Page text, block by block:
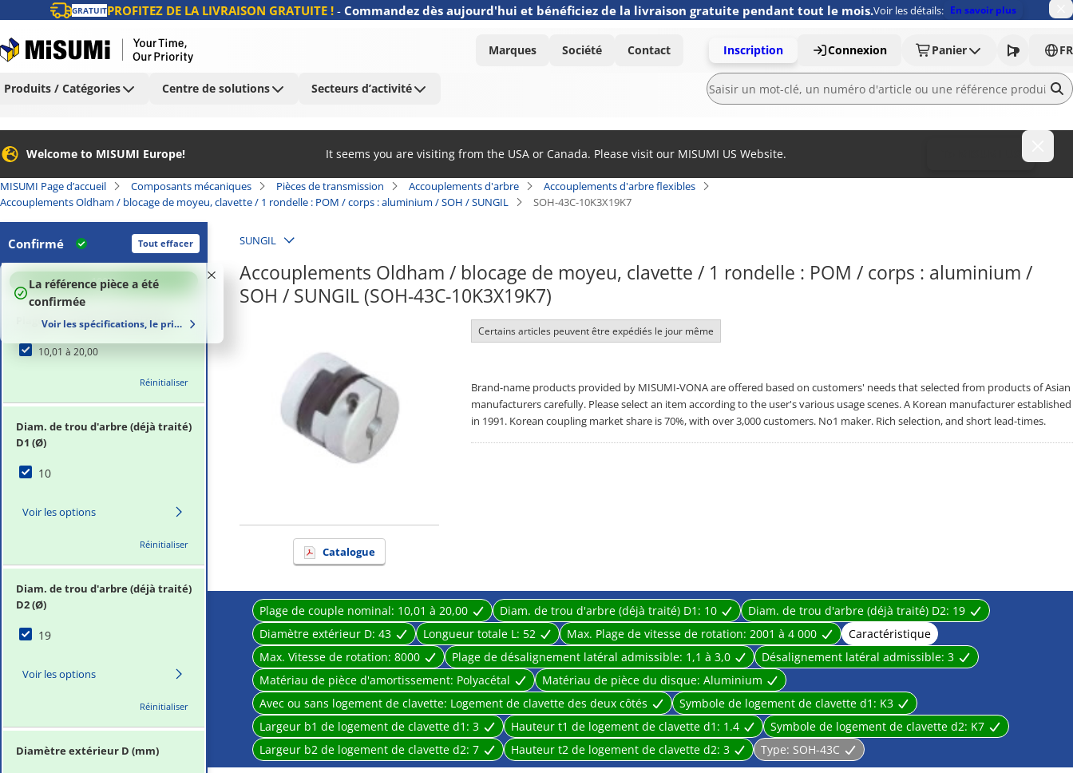
GRATUITPROFITEZ DE LA LIVRAISON GRATUITE !- Commandez dès aujourd'hui et bénéficiez de la livraison gratuite pendant tout le mois.Voir les détails: En savoir plus
Marques Société Contact Inscription Connexion Panier FR
Produits / Catégories Centre de solutions Secteurs d’activité
Welcome to MISUMI Europe! It seems you are visiting from the USA or Canada. Please visit our MISUMI US Website.
MISUMI Page d’accueil Composants mécaniques Pièces de transmission Accouplements d'arbre
Accouplements d'arbre flexibles
Accouplements Oldham / blocage de moyeu, clavette / 1 rondelle : POM / corps : aluminium / SOH / SUNGIL
SOH-43C-10K3X19K7
Confirmé Tout effacer
100%
La référence pièce a été
confirmée
Voir les spécifications, le prix et le délai de livraison
Plage de couple nominal (N•m)
10,01 à 20,00
Réinitialiser
Diam. de trou d'arbre (déjà traité)
D1 (Ø)
10
Voir les options
Réinitialiser
Diam. de trou d'arbre (déjà traité)
D2 (Ø)
19
Voir les options
Réinitialiser
Diamètre extérieur D (mm)
SUNGIL
Accouplements Oldham / blocage de moyeu, clavette / 1 rondelle : POM / corps : aluminium /
SOH / SUNGIL (SOH-43C-10K3X19K7)
Catalogue
Certains articles peuvent être expédiés le jour même
Brand-name products provided by MISUMI-VONA are offered based on customers' needs that selected from products of Asian
manufacturers carefully. Please select an item according to the user's various usage scenes. A Korean manufacturer established
in 1991. Korean coupling market share is 70%, with over 3,000 customers. No1 maker. Rich selection, and short lead-times.
Plage de couple nominal: 10,01 à 20,00 Diam. de trou d'arbre (déjà traité) D1: 10 Diam. de trou d'arbre (déjà traité) D2: 19
Diamètre extérieur D: 43 Longueur totale L: 52 Max. Plage de vitesse de rotation: 2001 à 4 000
Caractéristique
Max. Vitesse de rotation: 8000 Plage de désalignement latéral admissible: 1,1 à 3,0 Désalignement latéral admissible: 3
Matériau de pièce d'amortissement: Polyacétal Matériau de pièce du disque: Aluminium
Avec ou sans logement de clavette: Logement de clavette des deux côtés Symbole de logement de clavette d1: K3
Largeur b1 de logement de clavette d1: 3 Hauteur t1 de logement de clavette d1: 1.4 Symbole de logement de clavette d2: K7
Largeur b2 de logement de clavette d2: 7 Hauteur t2 de logement de clavette d2: 3 Type: SOH-43C